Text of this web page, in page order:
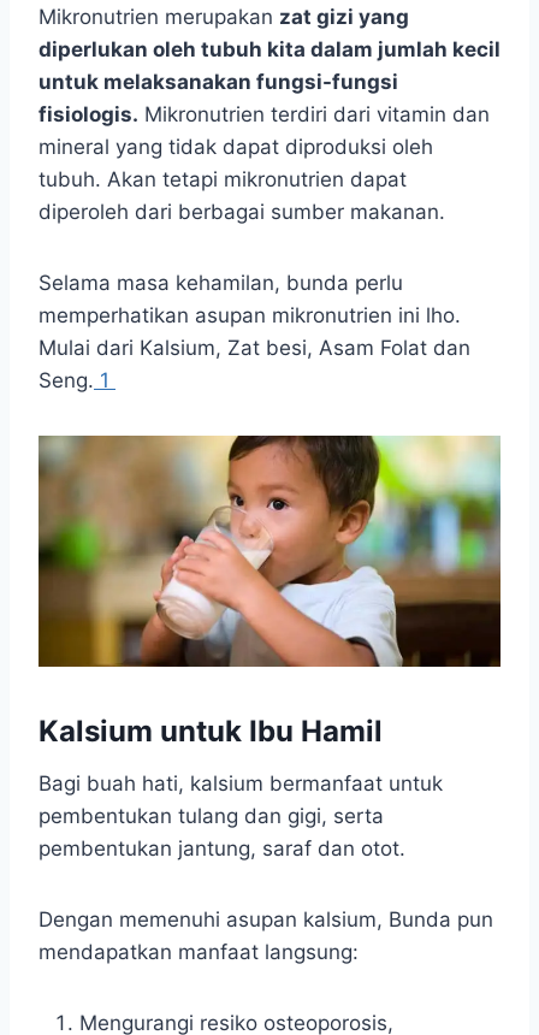
Mikronutrien merupakan zat gizi yang
diperlukan oleh tubuh kita dalam jumlah kecil
untuk melaksanakan fungsi-fungsi
fisiologis. Mikronutrien terdiri dari vitamin dan
mineral yang tidak dapat diproduksi oleh
tubuh. Akan tetapi mikronutrien dapat
diperoleh dari berbagai sumber makanan.
Selama masa kehamilan, bunda perlu
memperhatikan asupan mikronutrien ini lho.
Mulai dari Kalsium, Zat besi, Asam Folat dan
Seng. 1
Kalsium untuk Ibu Hamil
Bagi buah hati, kalsium bermanfaat untuk
pembentukan tulang dan gigi, serta
pembentukan jantung, saraf dan otot.
Dengan memenuhi asupan kalsium, Bunda pun
mendapatkan manfaat langsung:
Mengurangi resiko osteoporosis,